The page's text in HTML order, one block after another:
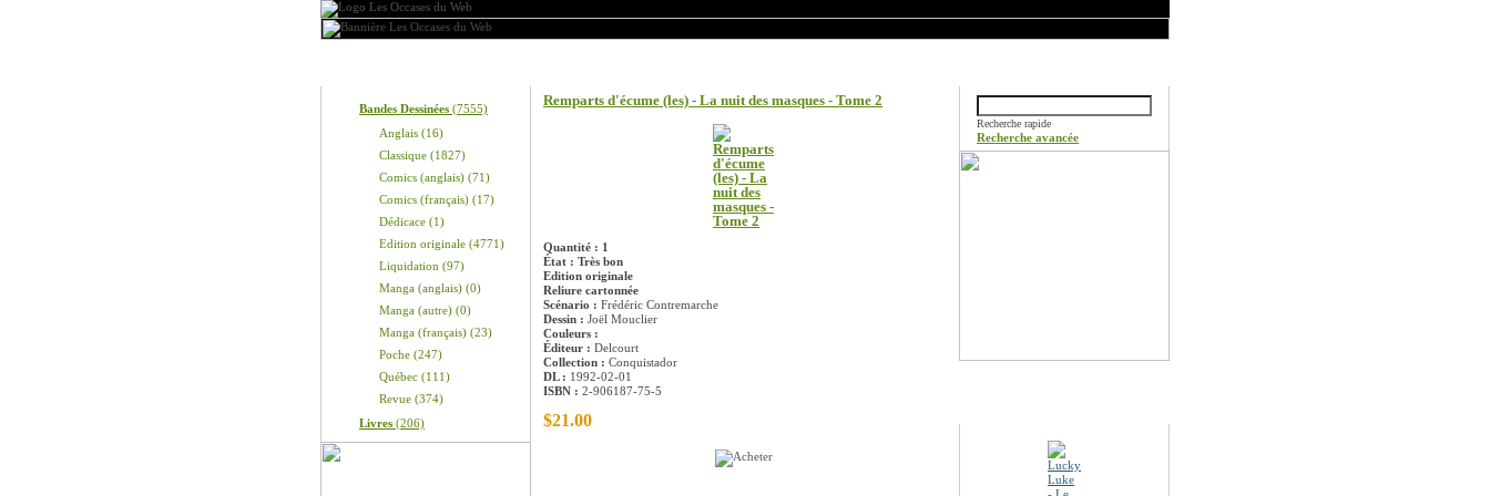
Bandes Dessinées (7555)
Anglais (16)
Classique (1827)
Comics (anglais) (71)
Comics (français) (17)
Dédicace (1)
Edition originale (4771)
Liquidation (97)
Manga (anglais) (0)
Manga (autre) (0)
Manga (français) (23)
Poche (247)
Québec (111)
Revue (374)
Livres (206)
Remparts d'écume (les) - La nuit des masques - Tome 2
Quantité : 1
État : Très bon
Edition originale
Reliure cartonnée
Scénario : Frédéric Contremarche
Dessin : Joël Mouclier
Couleurs :
Éditeur : Delcourt
Collection : Conquistador
DL : 1992-02-01
ISBN : 2-906187-75-5
$21.00
Recherche rapide
Recherche avancée